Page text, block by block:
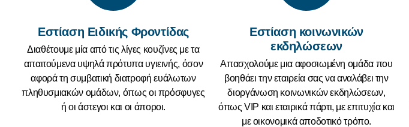
Εστίαση Ειδικής Φροντίδας
Διαθέτουμε μία από τις λίγες κουζίνες με τα
απαιτούμενα υψηλά πρότυπα υγιεινής, όσον
αφορά τη συμβατική διατροφή ευάλωτων
πληθυσμιακών ομάδων, όπως οι πρόσφυγες
ή οι άστεγοι και οι άποροι.
Εστίαση κοινωνικών
εκδηλώσεων
Απασχολούμε μια αφοσιωμένη ομάδα που
βοηθάει την εταιρεία σας να αναλάβει την
διοργάνωση κοινωνικών εκδηλώσεων,
όπως VIP και εταιρικά πάρτι, με επιτυχία και
με οικονομικά αποδοτικό τρόπο.